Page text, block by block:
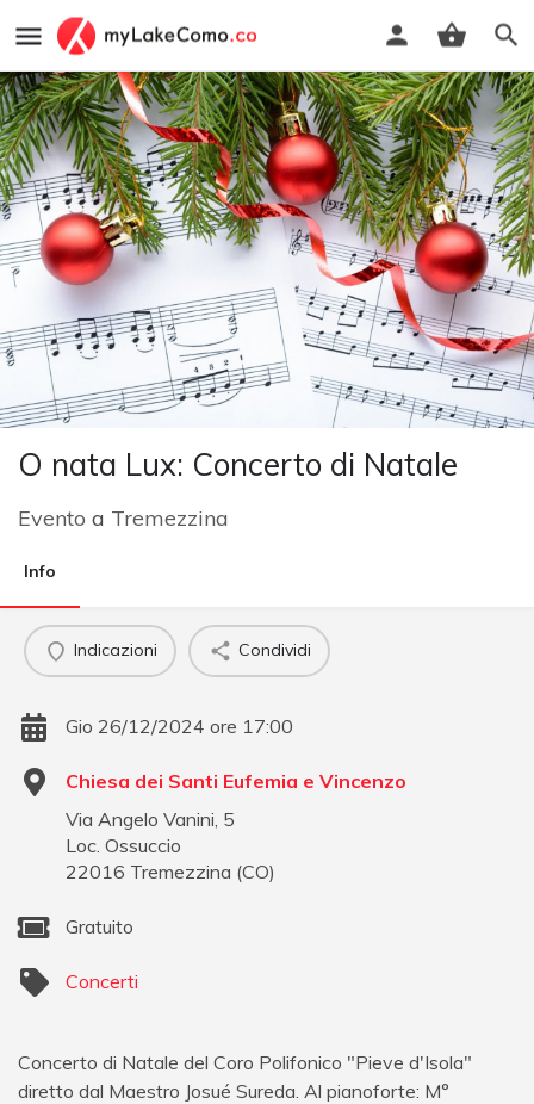
O nata Lux: Concerto di Natale
Evento a Tremezzina
Info
Indicazioni Condividi
Gio 26/12/2024 ore 17:00
Chiesa dei Santi Eufemia e Vincenzo
Via Angelo Vanini, 5
Loc. Ossuccio
22016 Tremezzina (CO)
Gratuito
Concerti
Concerto di Natale del Coro Polifonico "Pieve d'Isola"
diretto dal Maestro Josué Sureda. Al pianoforte: M°